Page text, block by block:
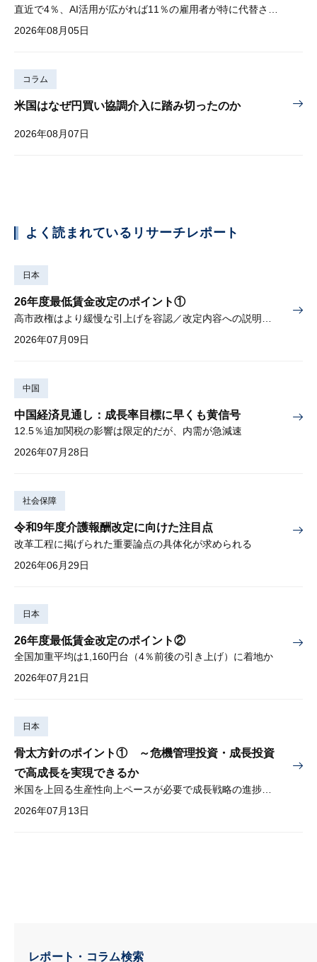
直近で4％、AI活用が広がれば11％の雇用者が特に代替されやすい
2026年08月05日
コラム
米国はなぜ円買い協調介入に踏み切ったのか
2026年08月07日
よく読まれているリサーチレポート
日本
26年度最低賃金改定のポイント①
2026年07月09日
中国
中国経済見通し：成長率目標に早くも黄信号
12.5％追加関税の影響は限定的だが、内需が急減速
2026年07月28日
社会保障
令和9年度介護報酬改定に向けた注目点
改革工程に掲げられた重要論点の具体化が求められる
2026年06月29日
日本
26年度最低賃金改定のポイント②
全国加重平均は1,160円台（4％前後の引き上げ）に着地か
2026年07月21日
日本
骨太方針のポイント① ～危機管理投資・成長投資
で高成長を実現できるか
2026年07月13日
レポート・コラム検索